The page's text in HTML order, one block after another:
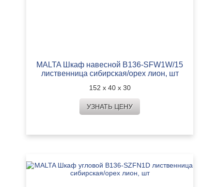
MALTA Шкаф навесной B136-SFW1W/15
лиственница сибирская/орех лион, шт
152 х 40 х 30
УЗНАТЬ ЦЕНУ